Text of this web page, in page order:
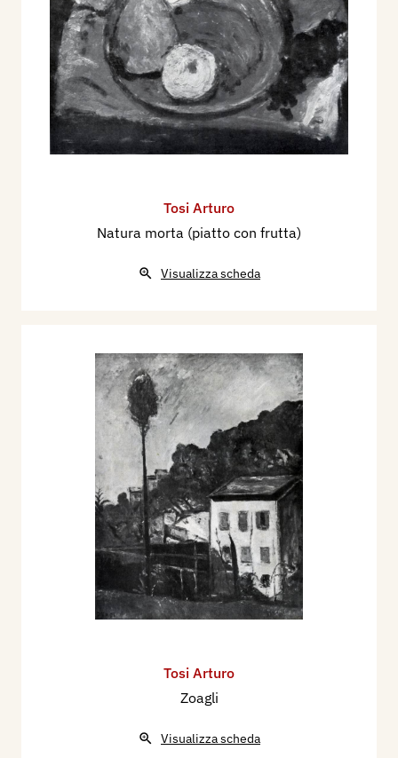
Tosi Arturo
Natura morta (piatto con frutta)
Visualizza scheda
Tosi Arturo
Zoagli
Visualizza scheda